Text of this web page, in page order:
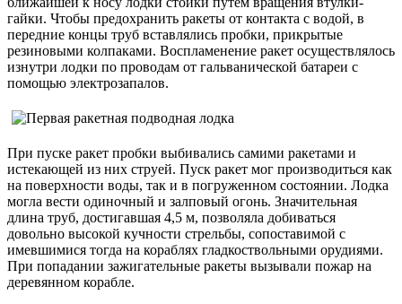
гайки. Чтобы предохранить ракеты от контакта с водой, в
передние концы труб вставлялись пробки, прикрытые
резиновыми колпаками. Воспламенение ракет осуществлялось
изнутри лодки по проводам от гальванической батареи с
помощью электрозапалов.
При пуске ракет пробки выбивались самими ракетами и
истекающей из них струей. Пуск ракет мог производиться как
на поверхности воды, так и в погруженном состоянии. Лодка
могла вести одиночный и залповый огонь. Значительная
длина труб, достигавшая 4,5 м, позволяла добиваться
довольно высокой кучности стрельбы, сопоставимой с
имевшимися тогда на кораблях гладкоствольными орудиями.
При попадании зажигательные ракеты вызывали пожар на
деревянном корабле.